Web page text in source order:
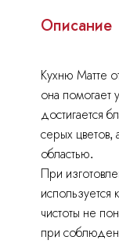
Описание
Кухню Матте
она помогает
достигается
серых цветов,
областью.
При
чистоты не
при